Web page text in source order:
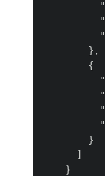
        },
        {
        }
      ]
    }